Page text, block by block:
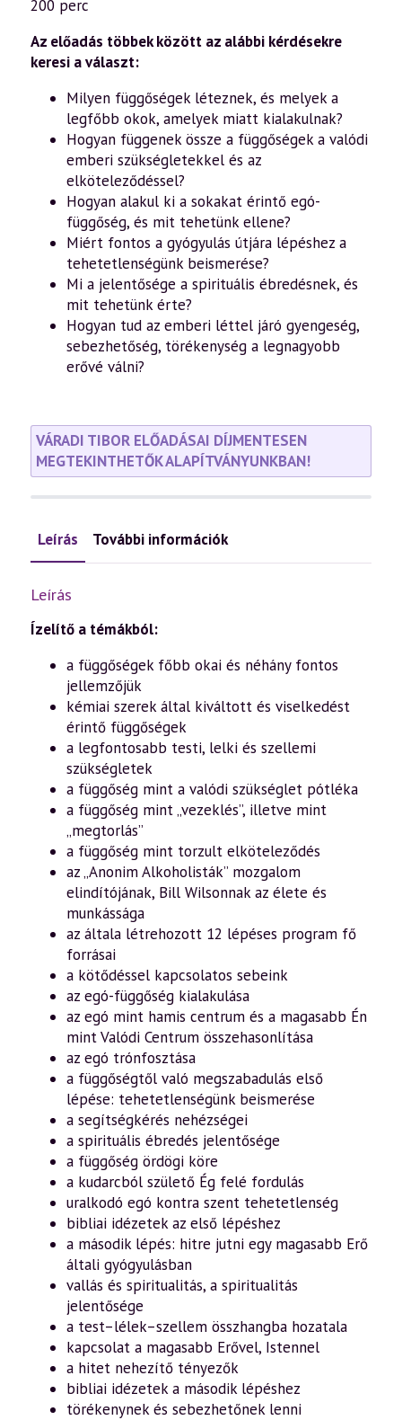
—
lépés
a
szabadság
Gyógyulás
ego-
függőség
függőségek
fogságából
(2026.02.15.)
mennyiség
200 perc
Az előadás többek között az alábbi kérdésekre
keresi a választ:
Milyen függőségek léteznek, és melyek a
legfőbb okok, amelyek miatt kialakulnak?
Hogyan függenek össze a függőségek a valódi
emberi szükségletekkel és az
elköteleződéssel?
Hogyan alakul ki a sokakat érintő egó-
függőség, és mit tehetünk ellene?
Miért fontos a gyógyulás útjára lépéshez a
tehetetlenségünk beismerése?
Mi a jelentősége a spirituális ébredésnek, és
mit tehetünk érte?
Hogyan tud az emberi léttel járó gyengeség,
sebezhetőség, törékenység a legnagyobb
erővé válni?
VÁRADI TIBOR ELŐADÁSAI DÍJMENTESEN
MEGTEKINTHETŐK ALAPÍTVÁNYUNKBAN!
Leírás További információk
Leírás
Ízelítő a témákból:
a függőségek főbb okai és néhány fontos
jellemzőjük
kémiai szerek által kiváltott és viselkedést
érintő függőségek
a legfontosabb testi, lelki és szellemi
szükségletek
a függőség mint a valódi szükséglet pótléka
a függőség mint „vezeklés”, illetve mint
„megtorlás”
a függőség mint torzult elköteleződés
az „Anonim Alkoholisták” mozgalom
elindítójának, Bill Wilsonnak az élete és
munkássága
az általa létrehozott 12 lépéses program fő
forrásai
a kötődéssel kapcsolatos sebeink
az egó-függőség kialakulása
az egó mint hamis centrum és a magasabb Én
mint Valódi Centrum összehasonlítása
az egó trónfosztása
a függőségtől való megszabadulás első
lépése: tehetetlenségünk beismerése
a segítségkérés nehézségei
a spirituális ébredés jelentősége
a függőség ördögi köre
a kudarcból születő Ég felé fordulás
uralkodó egó kontra szent tehetetlenség
bibliai idézetek az első lépéshez
a második lépés: hitre jutni egy magasabb Erő
általi gyógyulásban
vallás és spiritualitás, a spiritualitás
jelentősége
a test–lélek–szellem összhangba hozatala
kapcsolat a magasabb Erővel, Istennel
a hitet nehezítő tényezők
bibliai idézetek a második lépéshez
törékenynek és sebezhetőnek lenni